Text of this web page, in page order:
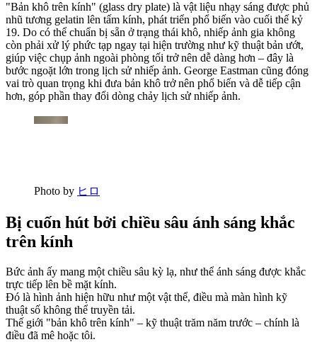
"Bản khô trên kính" (glass dry plate) là vật liệu nhạy sáng được phủ
nhũ tương gelatin lên tấm kính, phát triển phổ biến vào cuối thế kỷ
19. Do có thể chuẩn bị sẵn ở trạng thái khô, nhiếp ảnh gia không
còn phải xử lý phức tạp ngay tại hiện trường như kỹ thuật bản ướt,
giúp việc chụp ảnh ngoài phòng tối trở nên dễ dàng hơn – đây là
bước ngoặt lớn trong lịch sử nhiếp ảnh. George Eastman cũng đóng
vai trò quan trọng khi đưa bản khô trở nên phổ biến và dễ tiếp cận
hơn, góp phần thay đổi dòng chảy lịch sử nhiếp ảnh.
Photo by ヒロ
Bị cuốn hút bởi chiều sâu ánh sáng khắc
trên kính
Bức ảnh ấy mang một chiều sâu kỳ lạ, như thể ánh sáng được khắc
trực tiếp lên bề mặt kính.
Đó là hình ảnh hiện hữu như một vật thể, điều mà màn hình kỹ
thuật số không thể truyền tải.
Thế giới "bản khô trên kính" – kỹ thuật trăm năm trước – chính là
điều đã mê hoặc tôi.